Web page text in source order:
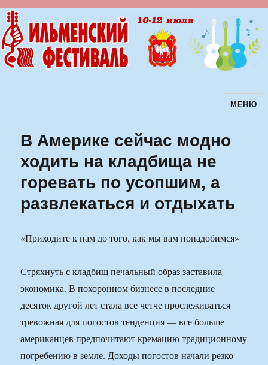
Ильменский фестиваль авторскойМЕНЮ
В Америке сейчас модно
ходить на кладбища не
горевать по усопшим, а
развлекаться и отдыхать
«Приходите к нам до того, как мы вам понадобимся»
Стряхнуть с кладбищ печальный образ заставила
экономика. В похоронном бизнесе в последние
десяток другой лет стала все четче прослеживаться
тревожная для погостов тенденция — все больше
американцев предпочитают кремацию традиционному
погребению в земле. Доходы погостов начали резко